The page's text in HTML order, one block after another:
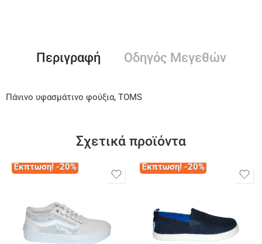
Περιγραφή Οδηγός Μεγεθών
Πάνινο υφασμάτινο φούξια, TOMS
Σχετικά προϊόντα
Έκπτωση! -20% Έκπτωση! -20%